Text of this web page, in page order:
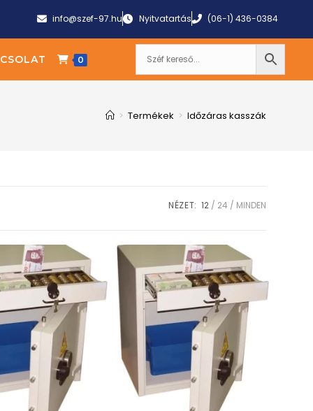
info@szef-97.hu Nyitvatartás (06-1) 436-0384
0
> Termékek > Időzáras kasszák
NÉZET: 12 24 MINDEN